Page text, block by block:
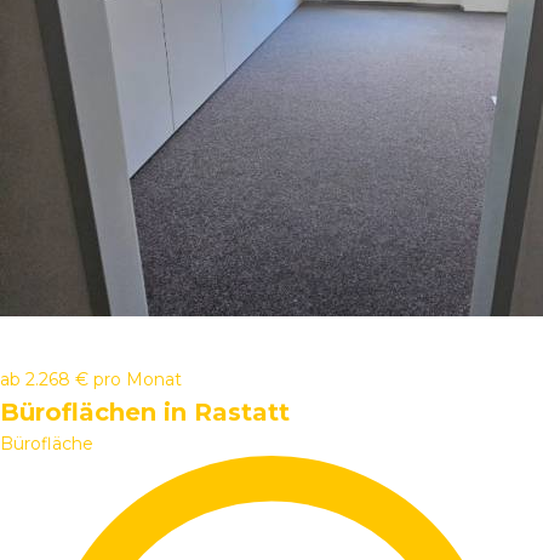
ab 2.268 € pro Monat
Büroflächen in Rastatt
Bürofläche